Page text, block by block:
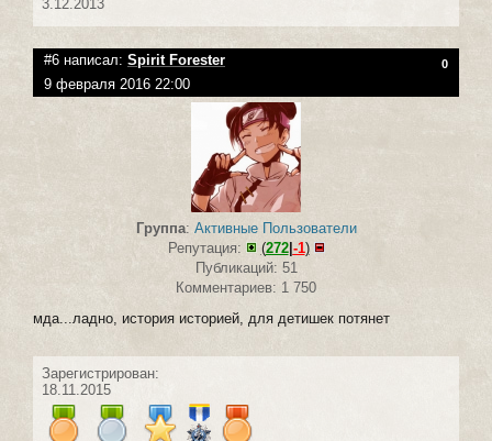
3.12.2013
#6 написал: Spirit Forester 0
9 февраля 2016 22:00
Группа: Активные Пользователи
Репутация:
(272|-1)
Публикаций: 51
Комментариев: 1 750
мда...ладно, история историей, для детишек потянет
Зарегистрирован:
18.11.2015